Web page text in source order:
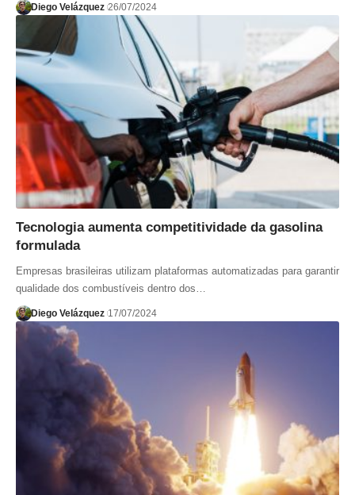
Diego Velázquez 26/07/2024
Tecnologia aumenta competitividade da gasolina
formulada
Empresas brasileiras utilizam plataformas automatizadas para garantir
qualidade dos combustíveis dentro dos…
Diego Velázquez 17/07/2024